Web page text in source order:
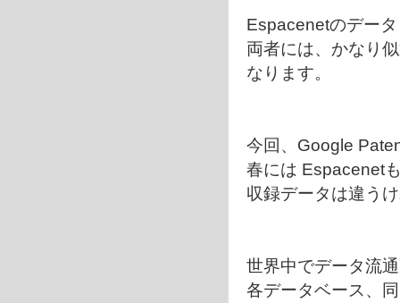
Espacenetのデー
両者には、かなり
なります。
今回、Google
春には Espacenet
収録データは違う
世界中でデータ流
各データベース、